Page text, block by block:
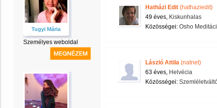
Tugyi Mária
Személyes weboldal
Hatházi Edit (hathaziedit)
49 éves, Kiskunhalas
Közösségei: Osho
László Attila (natnet)
63 éves, Helvécia
Közösségei: